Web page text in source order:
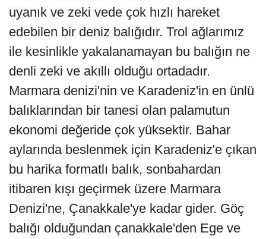
uyanık ve zeki vede çok hızlı hareket
edebilen bir deniz balığıdır. Trol ağlarımız
ile kesinlikle yakalanamayan bu balığın ne
denli zeki ve akıllı olduğu ortadadır.
Marmara denizi'nin ve Karadeniz'in en ünlü
balıklarından bir tanesi olan palamutun
ekonomi değeride çok yüksektir. Bahar
aylarında beslenmek için Karadeniz'e çıkan
bu harika formatlı balık, sonbahardan
itibaren kışı geçirmek üzere Marmara
Denizi'ne, Çanakkale'ye kadar gider. Göç
balığı olduğundan çanakkale'den Ege ve